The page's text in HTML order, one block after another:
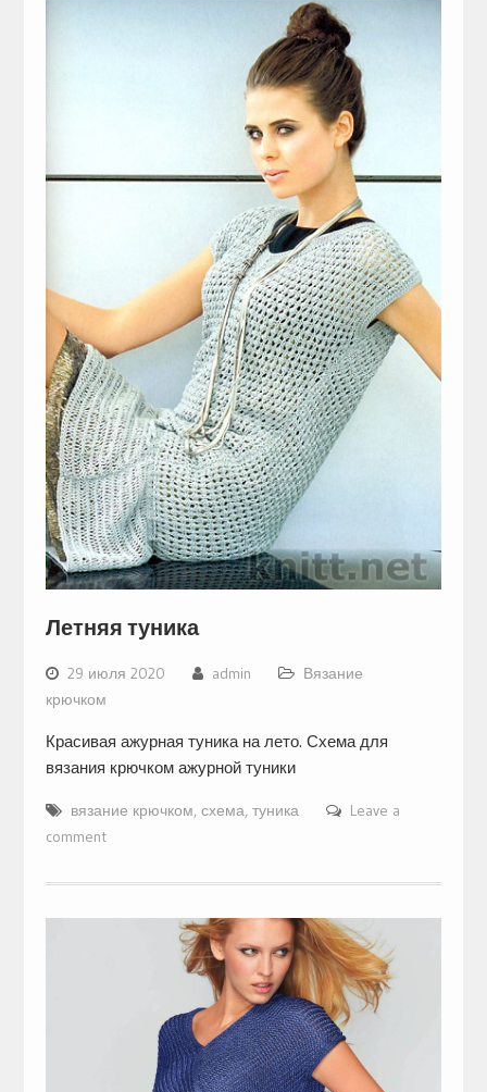
Летняя туника
29 июля 2020 admin
Вязание
крючком
Красивая ажурная туника на лето. Схема для
вязания крючком ажурной туники
вязание крючком, схема, туника
Leave a
comment